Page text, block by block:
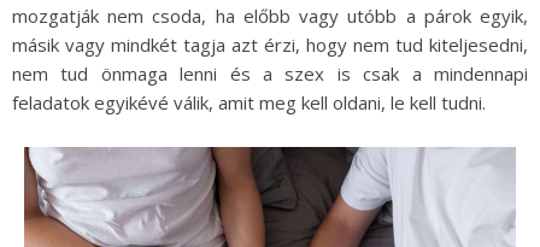
mozgatják nem csoda, ha előbb vagy utóbb a párok egyik,
másik vagy mindkét tagja azt érzi, hogy nem tud kiteljesedni,
nem tud önmaga lenni és a szex is csak a mindennapi
feladatok egyikévé válik, amit meg kell oldani, le kell tudni.